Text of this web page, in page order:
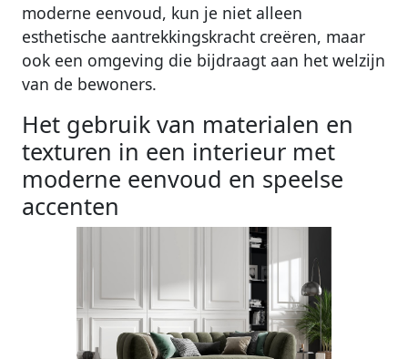
moderne eenvoud, kun je niet alleen
esthetische aantrekkingskracht creëren, maar
ook een omgeving die bijdraagt aan het welzijn
van de bewoners.
Het gebruik van materialen en
texturen in een interieur met
moderne eenvoud en speelse
accenten